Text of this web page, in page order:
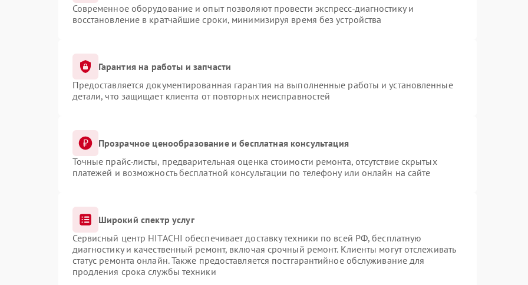
Современное оборудование и опыт позволяют провести экспресс-диагностику и
восстановление в кратчайшие сроки, минимизируя время без устройства
Гарантия на работы и запчасти
Предоставляется документированная гарантия на выполненные работы и установленные
детали, что защищает клиента от повторных неисправностей
Прозрачное ценообразование и бесплатная консультация
Точные прайс-листы, предварительная оценка стоимости ремонта, отсутствие скрытых
платежей и возможность бесплатной консультации по телефону или онлайн на сайте
Широкий спектр услуг
Сервисный центр HITACHI обеспечивает доставку техники по всей РФ, бесплатную
диагностику и качественный ремонт, включая срочный ремонт. Клиенты могут отслеживать
статус ремонта онлайн. Также предоставляется постгарантийное обслуживание для
продления срока службы техники